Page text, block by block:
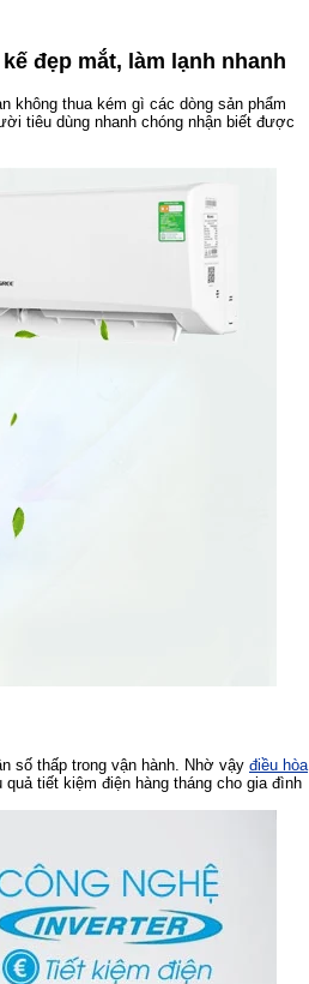
đẹp mắt, làm lạnh nhanh
không thua kém gì các dòng sản phẩm
tiêu dùng nhanh chóng nhận biết được
số thấp trong vận hành. Nhờ vậy điều hòa
tiết kiệm điện hàng tháng cho gia đình